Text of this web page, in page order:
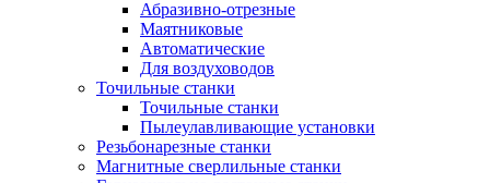
Абразивно-отрезные
Маятниковые
Автоматические
Для воздуховодов
Точильные станки
Точильные станки
Пылеулавливающие установки
Резьбонарезные станки
Магнитные сверлильные станки